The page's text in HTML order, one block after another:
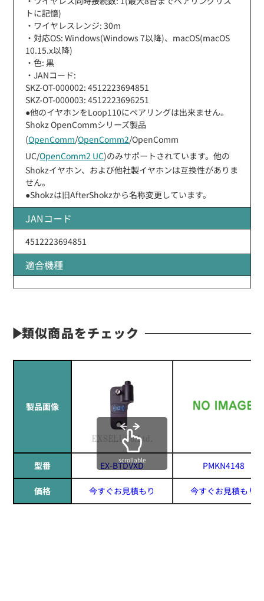
トに記憶)
・ワイヤレスレンジ: 30m
・対応OS: Windows(Windows 7以降)、macOS(macOS
10.15.x以降)
・色: 黒
・JANコード:
SKZ-OT-000002: 4512223694851
SKZ-OT-000003: 4512223696251
●他のイヤホンをLoop110にペアリングは出来ません。
Shokz OpenCommシリーズ製品
(OpenComm/OpenComm2/OpenComm
UC/OpenComm2 UC)のみサポートされています。他の
Shokzイヤホン、および他社製イヤホンは互換性がありま
せん。
●Shokzは旧AfterShokzから名称変更しています。
JANコード
4512223694851
適合機種
類似商品をチェック
製品画像
型番 EX-BTDVXD PMKN4148
価格 今すぐお見積もり 今すぐお見積もり
scrollable